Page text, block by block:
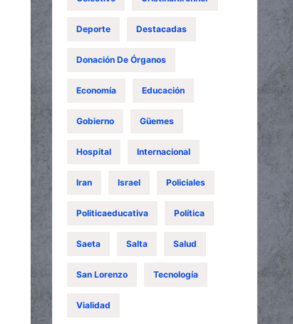
Deporte Destacadas
Donación De Órganos
Economía Educación
Gobierno Güemes
Hospital Internacional
Iran Israel Policiales
Politicaeducativa Política
Saeta Salta Salud
San Lorenzo Tecnología
Vialidad